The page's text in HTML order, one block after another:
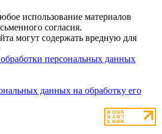
использование материалов
согласия.
могут содержать вредную для
персональных данных
данных на обработку его